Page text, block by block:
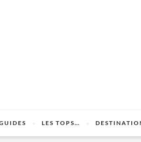
LES TOPS…